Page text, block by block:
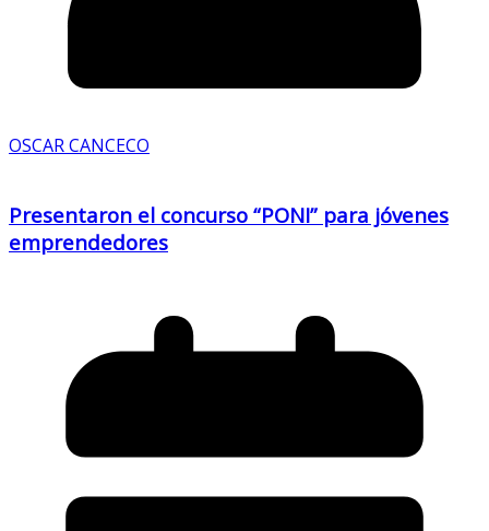
OSCAR CANCECO
Presentaron el concurso “PONI” para jóvenes
emprendedores